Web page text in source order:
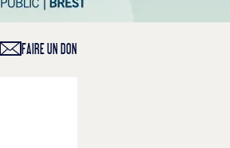
FAIRE UN DON